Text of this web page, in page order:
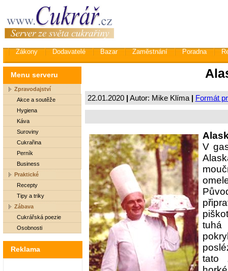
Zákony Dodavatelé Bazar Zaměstnání Poradna
Menu serveru
Zpravodajství
Akce a soutěže
Hygiena
Káva
Suroviny
Cukrařina
Perník
Business
Praktické
Recepty
Tipy a triky
Zábava
Cukrářská poezie
Osobnosti
Reklama
22.01.2020 | Autor: Mike Klíma | Formát
V
tuhá
tato